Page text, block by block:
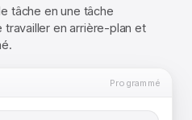
tâche en une tâche
travailler en arrière-plan et
Programmé